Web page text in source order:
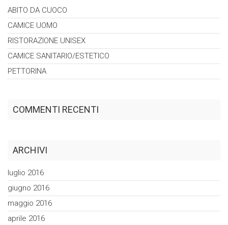
ABITO DA CUOCO
CAMICE UOMO
RISTORAZIONE UNISEX
CAMICE SANITARIO/ESTETICO
PETTORINA
COMMENTI RECENTI
ARCHIVI
luglio 2016
giugno 2016
maggio 2016
aprile 2016